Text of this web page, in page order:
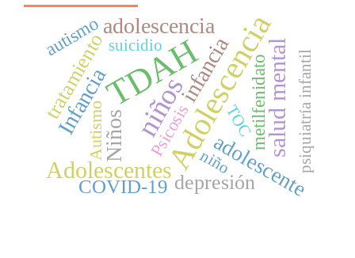
TDAHAdolescencia
niños
Adolescentes
salud mental
Infancia
adolescencia
Niños
infancia
adolescente
tratamiento
depresión
COVID-19
autismo
metilfenidato
Autismo Psicosis TOC
suicidio
psiquiatría infantil
niño